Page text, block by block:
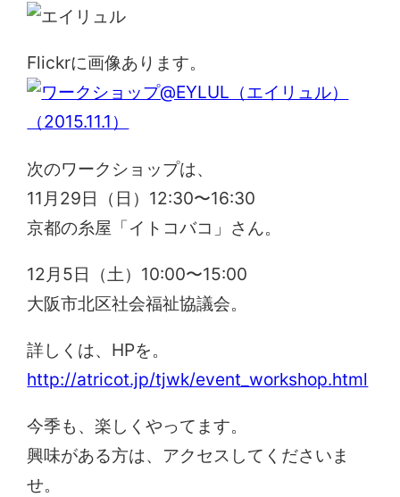
Flickrに画像あります。
次のワークショップは、
11月29日（日）12:30〜16:30
京都の糸屋「イトコバコ」さん。
12月5日（土）10:00〜15:00
大阪市北区社会福祉協議会。
詳しくは、HPを。
http://atricot.jp/tjwk/event_workshop.html
今季も、楽しくやってます。
興味がある方は、アクセスしてくださいま
せ。